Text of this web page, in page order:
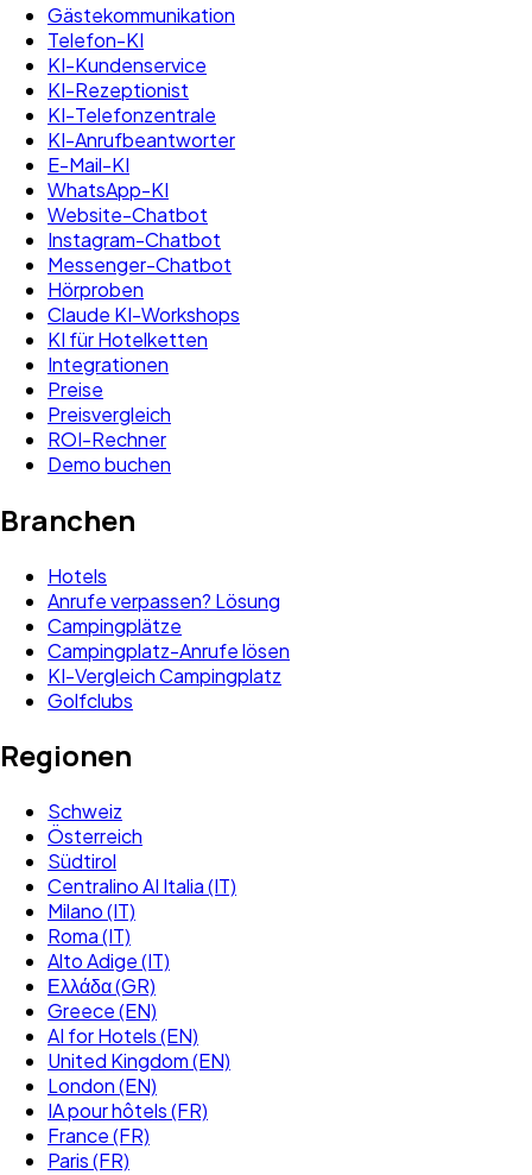
Gästekommunikation
Telefon-KI
KI-Kundenservice
KI-Rezeptionist
KI-Telefonzentrale
KI-Anrufbeantworter
E-Mail-KI
WhatsApp-KI
Website-Chatbot
Instagram-Chatbot
Messenger-Chatbot
Hörproben
Claude KI-Workshops
KI für Hotelketten
Integrationen
Preise
Preisvergleich
ROI-Rechner
Demo buchen
Branchen
Hotels
Anrufe verpassen? Lösung
Campingplätze
Campingplatz-Anrufe lösen
KI-Vergleich Campingplatz
Golfclubs
Regionen
Schweiz
Österreich
Südtirol
Centralino AI Italia (IT)
Milano (IT)
Roma (IT)
Alto Adige (IT)
Ελλάδα (GR)
Greece (EN)
AI for Hotels (EN)
United Kingdom (EN)
London (EN)
IA pour hôtels (FR)
France (FR)
Paris (FR)